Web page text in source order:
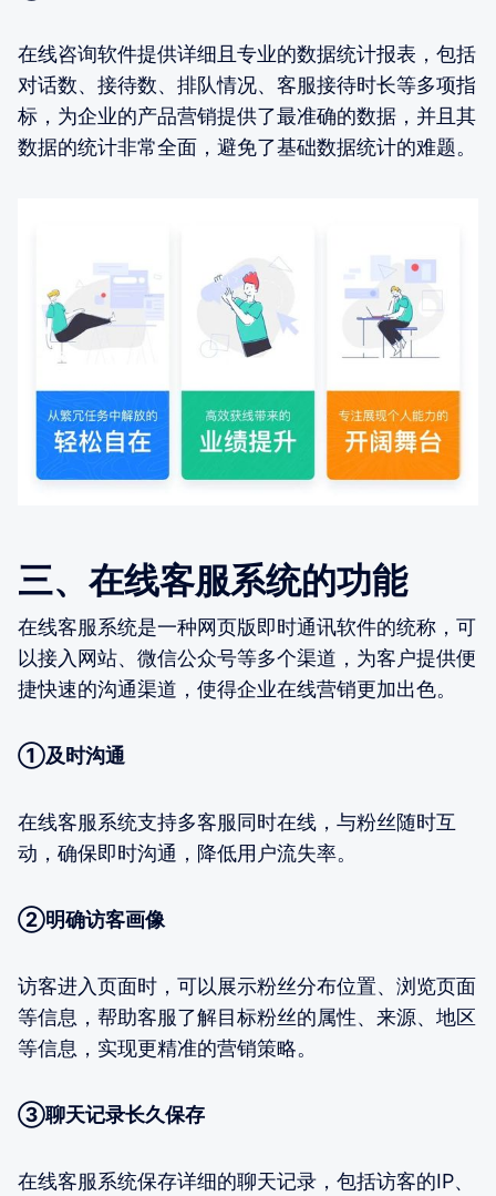
在线咨询软件提供详细且专业的数据统计报表，包括
对话数、接待数、排队情况、客服接待时长等多项指
标，为企业的产品营销提供了最准确的数据，并且其
数据的统计非常全面，避免了基础数据统计的难题。
三、在线客服系统的功能
在线客服系统是一种网页版即时通讯软件的统称，可
以接入网站、微信公众号等多个渠道，为客户提供便
捷快速的沟通渠道，使得企业在线营销更加出色。
①及时沟通
在线客服系统支持多客服同时在线，与粉丝随时互
动，确保即时沟通，降低用户流失率。
②明确访客画像
访客进入页面时，可以展示粉丝分布位置、浏览页面
等信息，帮助客服了解目标粉丝的属性、来源、地区
等信息，实现更精准的营销策略。
③聊天记录长久保存
在线客服系统保存详细的聊天记录，包括访客的IP、